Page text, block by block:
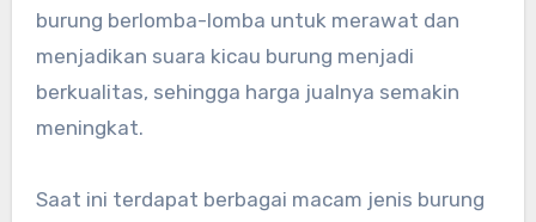
burung berlomba-lomba untuk merawat dan
menjadikan suara kicau burung menjadi
berkualitas, sehingga harga jualnya semakin
meningkat.
Saat ini terdapat berbagai macam jenis burung